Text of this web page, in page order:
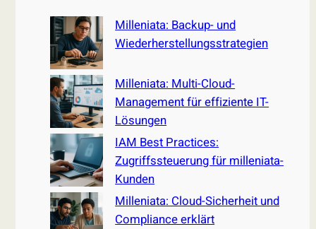
Milleniata: Backup- und
Wiederherstellungsstrategien
Milleniata: Multi-Cloud-
Management für effiziente IT-
Lösungen
IAM Best Practices:
Zugriffssteuerung für milleniata-
Kunden
Milleniata: Cloud-Sicherheit und
Compliance erklärt